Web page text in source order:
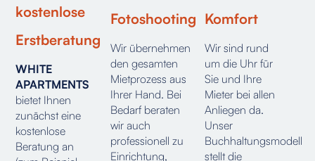
kostenlose
Erstberatung
WHITE
APARTMENTS
bietet Ihnen
zunächst eine
kostenlose
Beratung an
Fotoshooting
Wir übernehmen
den gesamten
Mietprozess aus
Ihrer Hand. Bei
Bedarf beraten
wir auch
professionell zu
Einrichtung,
Komfort
Wir sind rund
um die Uhr für
Sie und Ihre
Mieter bei allen
Anliegen da.
Unser
Buchhaltungsmodell
stellt die